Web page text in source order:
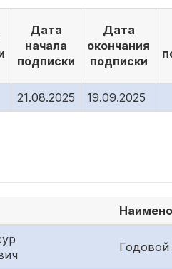
Дата
начала
подписки
Дата
окончания
подписки
21.08.2025 19.09.2025
Годовой